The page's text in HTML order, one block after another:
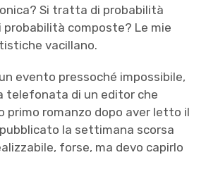
Si tratta di probabilità
probabilità composte? Le mie
vacillano.
evento pressoché impossibile,
telefonata di un editor che
primo romanzo dopo aver letto il
la settimana scorsa
forse, ma devo capirlo